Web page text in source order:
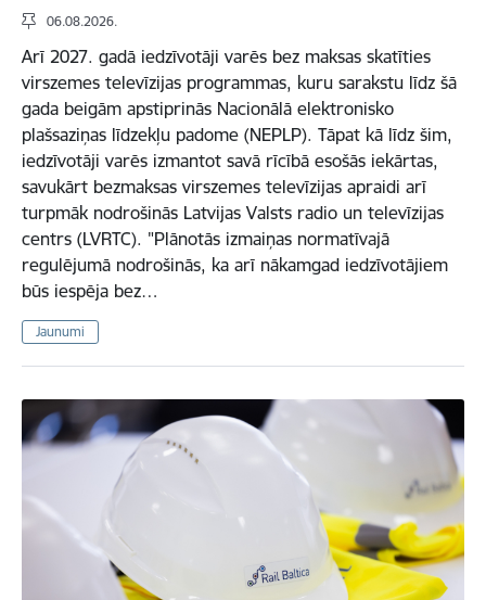
06.08.2026.
Arī 2027. gadā iedzīvotāji varēs bez maksas skatīties
virszemes televīzijas programmas, kuru sarakstu līdz šā
gada beigām apstiprinās Nacionālā elektronisko
plašsaziņas līdzekļu padome (NEPLP). Tāpat kā līdz šim,
iedzīvotāji varēs izmantot savā rīcībā esošās iekārtas,
savukārt bezmaksas virszemes televīzijas apraidi arī
turpmāk nodrošinās Latvijas Valsts radio un televīzijas
centrs (LVRTC). "Plānotās izmaiņas normatīvajā
regulējumā nodrošinās, ka arī nākamgad iedzīvotājiem
būs iespēja bez…
Jaunumi